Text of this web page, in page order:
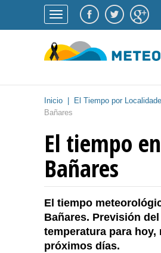
Inicio El Tiempo por
Bañares
El tiempo en
Bañares
El tiempo
Bañares. Previsión
temperatura para hoy,
próximos días.